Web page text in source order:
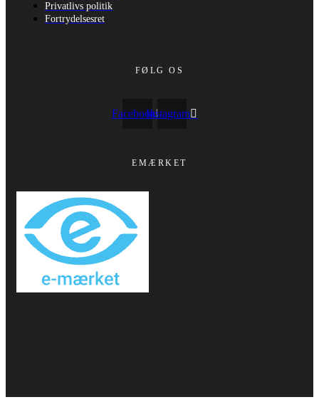
Privatlivs politik
Fortrydelsesret
FØLG OS
FacebookInstagram
EMÆRKET